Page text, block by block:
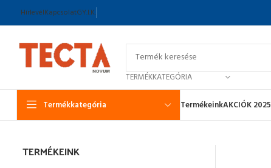
HírlevélKapcsolatGY.I.K.
TERMÉKKATEGÓRIA
Termékkategória TermékeinkAKCIÓK 2025
TERMÉKEINK